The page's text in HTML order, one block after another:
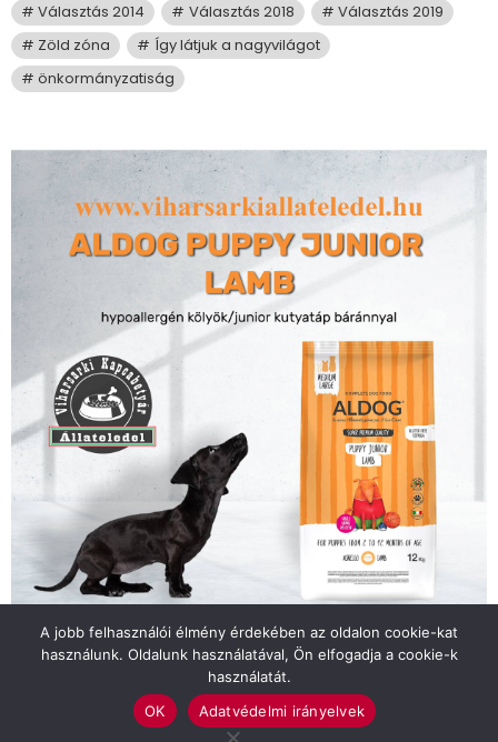
Választás 2014
Választás 2018
Választás 2019
Zöld zóna
Így látjuk a nagyvilágot
önkormányzatiság
Felhasználási feltételek
Impresszum
A jobb felhasználói élmény érdekében az oldalon cookie-kat
használunk. Oldalunk használatával, Ön elfogadja a cookie-k
használatát.
OK
Adatvédelmi irányelvek